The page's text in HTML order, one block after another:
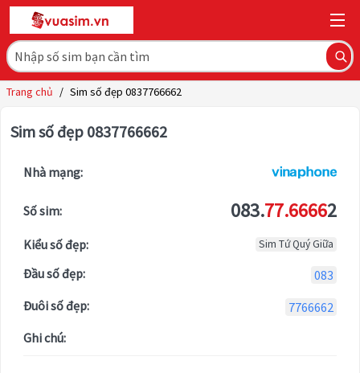
Trang chủ / Sim số đẹp 0837766662
Sim số đẹp 0837766662
Nhà mạng:
Số sim: 083.77.66662
Kiểu số đẹp: Sim Tứ Quý Giữa
Đầu số đẹp:
083
Đuôi số đẹp:
7766662
Ghi chú: